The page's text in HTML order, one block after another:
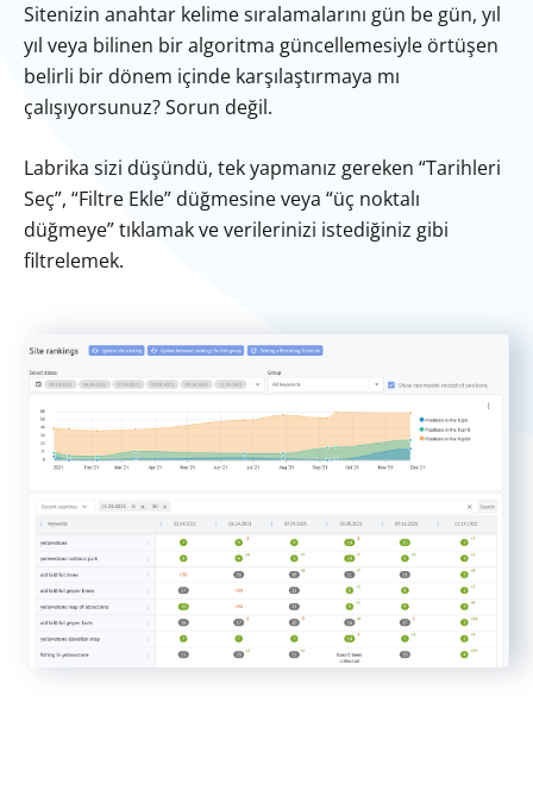
Sitenizin anahtar kelime sıralamalarını gün be gün, yıl
yıl veya bilinen bir algoritma güncellemesiyle örtüşen
belirli bir dönem içinde karşılaştırmaya mı
çalışıyorsunuz? Sorun değil.
Labrika sizi düşündü, tek yapmanız gereken “Tarihleri
Seç”, “Filtre Ekle” düğmesine veya “üç noktalı
düğmeye” tıklamak ve verilerinizi istediğiniz gibi
filtrelemek.